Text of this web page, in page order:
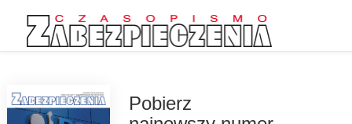
Pobierz